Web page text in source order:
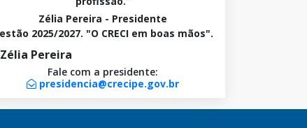
Zélia Pereira - Presidente
2025/2027. "O CRECI em boas mãos".
Fale com a presidente:
presidencia@crecipe.gov.br